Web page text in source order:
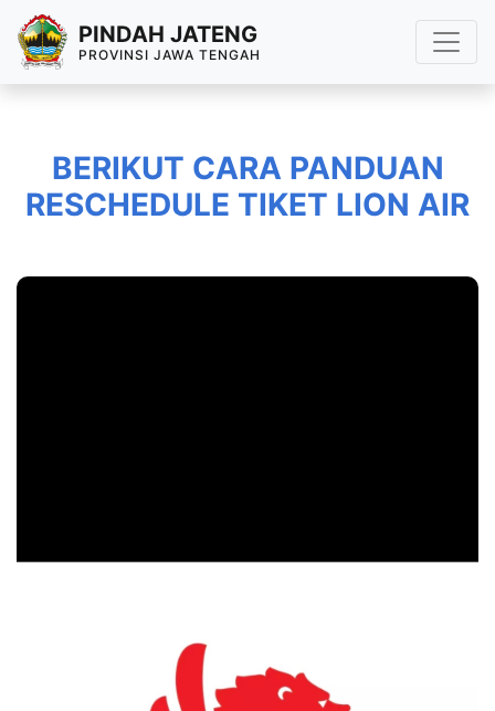
PINDAH JATENG
PROVINSI JAWA TENGAH
BERIKUT CARA PANDUAN
RESCHEDULE TIKET LION AIR